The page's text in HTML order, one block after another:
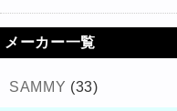
メーカー一覧
SAMMY (33)